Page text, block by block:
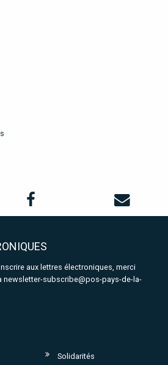
aux lettres électroniques, merci
newsletter-subscribe@pos-pays-de-la-
Solidarités